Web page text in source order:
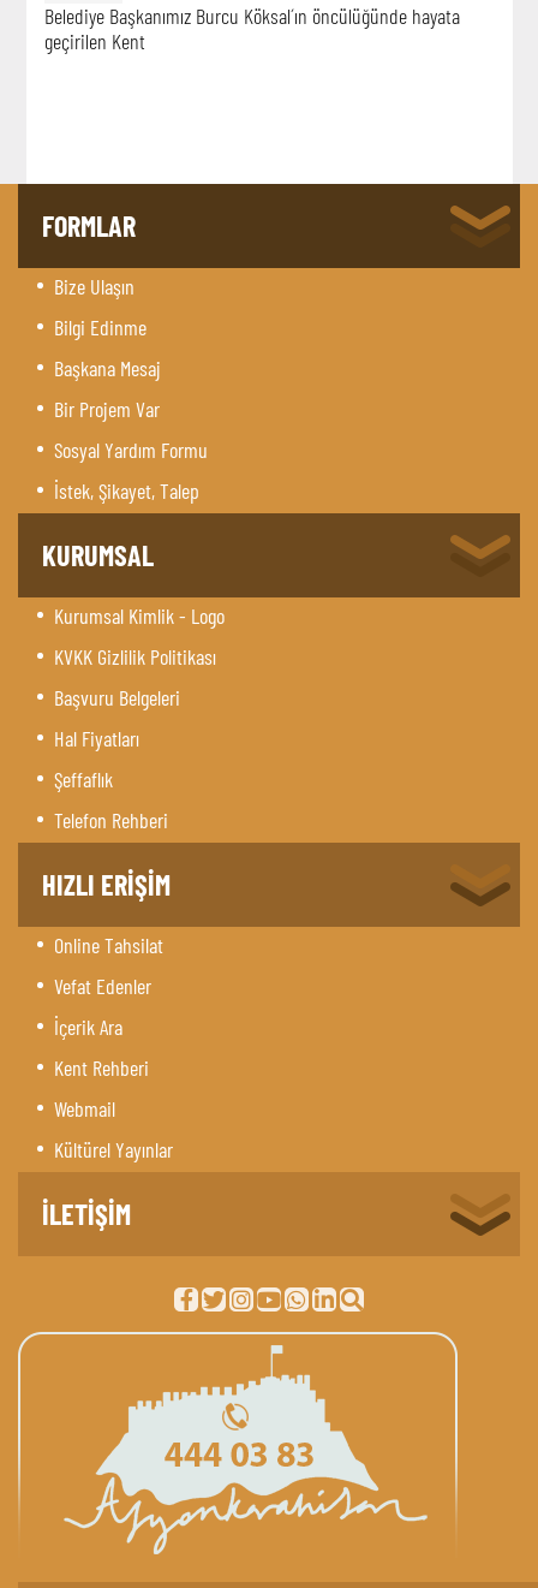
Belediye Başkanımız Burcu Köksal´ın öncülüğünde hayata
geçirilen Kent
FORMLAR
Bize Ulaşın
Bilgi Edinme
Başkana Mesaj
Bir Projem Var
Sosyal Yardım Formu
İstek, Şikayet, Talep
KURUMSAL
Kurumsal Kimlik - Logo
KVKK Gizlilik Politikası
Başvuru Belgeleri
Hal Fiyatları
Şeffaflık
Telefon Rehberi
HIZLI ERİŞİM
Online Tahsilat
Vefat Edenler
İçerik Ara
Kent Rehberi
Webmail
Kültürel Yayınlar
İLETİŞİM